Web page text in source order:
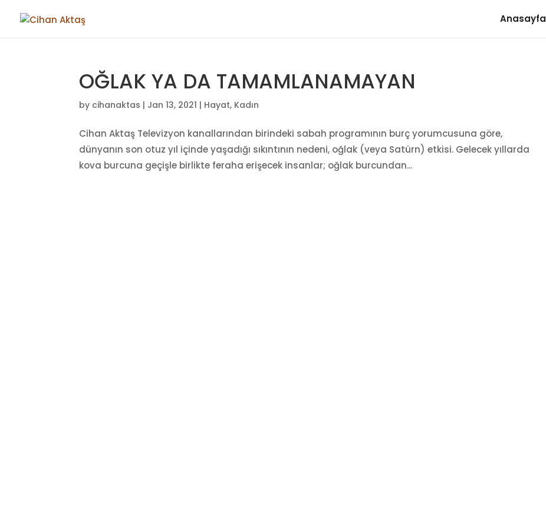
Anasayfa
OĞLAK YA DA TAMAMLANAMAYAN
by cihanaktas | Jan 13, 2021 | Hayat, Kadın
Cihan Aktaş Televizyon kanallarından birindeki sabah programının burç yorumcusuna göre,
dünyanın son otuz yıl içinde yaşadığı sıkıntının nedeni, oğlak (veya Satürn) etkisi. Gelecek yıllarda
kova burcuna geçişle birlikte feraha erişecek insanlar; oğlak burcundan...